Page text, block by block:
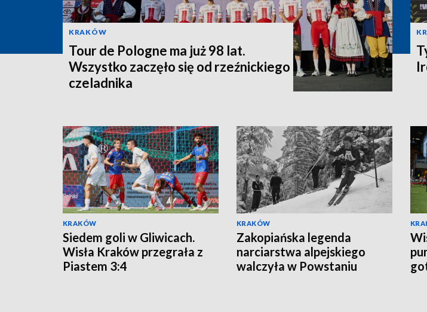
KRAKÓW
Tour de Pologne ma już 98 lat.
Wszystko zaczęło się od rzeźnickiego
czeladnika
KRAKÓW
Siedem goli w Gliwicach.
Wisła Kraków przegrała z
Piastem 3:4
KRAKÓW
Zakopiańska legenda
narciarstwa alpejskiego
walczyła w Powstaniu